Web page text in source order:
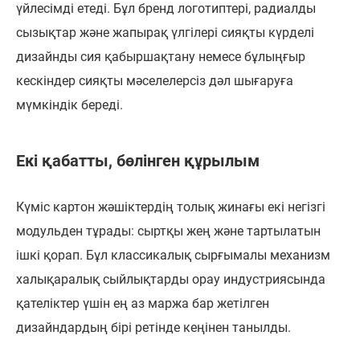
үйлесімді етеді. Бұл бренд логотиптері, радиалды
сызықтар және жапырақ үлгілері сияқты күрделі
дизайнды сия қабыршақтану немесе бұлыңғыр
кескіндер сияқты мәселелерсіз дәл шығаруға
мүмкіндік береді.
Екі қабатты, бөлінген құрылым
Күміс картон жәшіктердің толық жинағы екі негізгі
модульден тұрады: сыртқы жең және тартылатын
ішкі қорап. Бұл классикалық сырғымалы механизм
халықаралық сыйлықтарды орау индустриясында
қателіктер үшін ең аз маржа бар жетілген
дизайндардың бірі ретінде кеңінен танылды.